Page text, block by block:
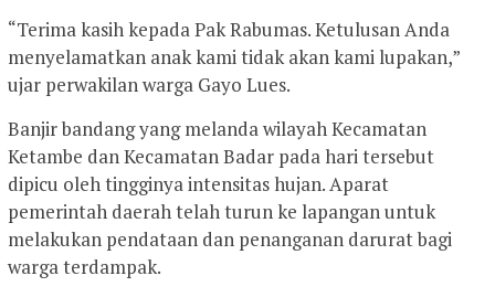
“Terima kasih kepada Pak Rabumas. Ketulusan Anda
menyelamatkan anak kami tidak akan kami lupakan,”
ujar perwakilan warga Gayo Lues.
Banjir bandang yang melanda wilayah Kecamatan
Ketambe dan Kecamatan Badar pada hari tersebut
dipicu oleh tingginya intensitas hujan. Aparat
pemerintah daerah telah turun ke lapangan untuk
melakukan pendataan dan penanganan darurat bagi
warga terdampak.